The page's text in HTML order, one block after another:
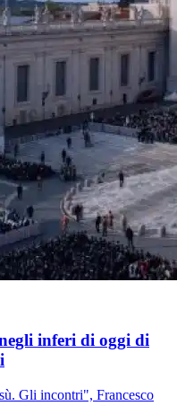
inferi di oggi di
Gli incontri", Francesco